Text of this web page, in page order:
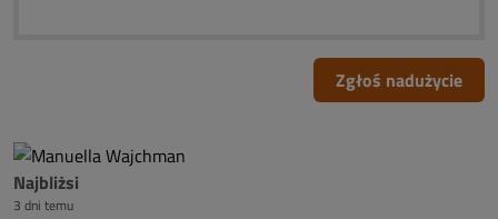
Zgłoś nadużycie
Najbliżsi
3 dni temu